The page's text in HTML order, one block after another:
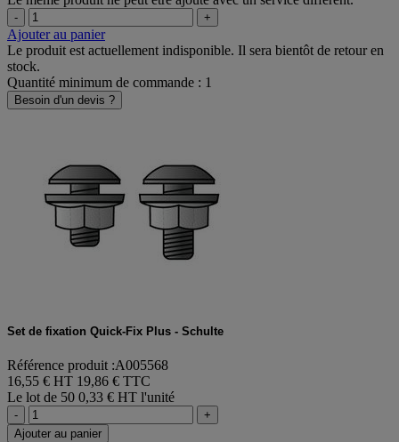
- +
Ajouter au panier
Le produit est actuellement indisponible. Il sera bientôt de retour en
stock.
Quantité minimum de commande : 1
Besoin d'un devis ?
Set de fixation Quick-Fix Plus - Schulte
Référence produit :A005568
16,55 € HT 19,86 € TTC
Le lot de 50 0,33 € HT l'unité
-
+
Ajouter au panier